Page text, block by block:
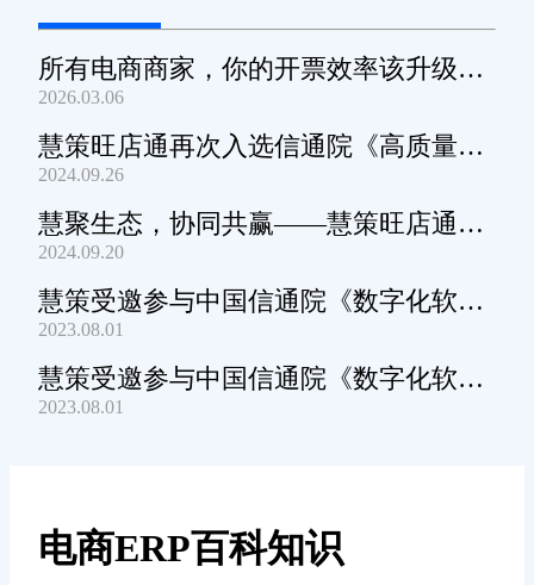
所有电商商家，你的开票效率该升级
了！
2026.03.06
慧策旺店通再次入选信通院《高质量数
字化转型产品及服务全景图》
2024.09.26
慧聚生态，协同共赢——慧策旺店通生
态交流会深圳站圆满举办
2024.09.20
慧策受邀参与中国信通院《数字化软件
产品及服务能力》规范编制工作
2023.08.01
慧策受邀参与中国信通院《数字化软件
产品及服务能力》规范编制工作
2023.08.01
电商ERP百科知识